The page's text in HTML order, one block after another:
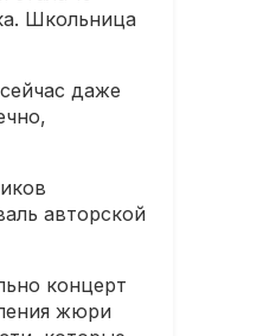
Школьница
даже
авторской
концерт
жюри